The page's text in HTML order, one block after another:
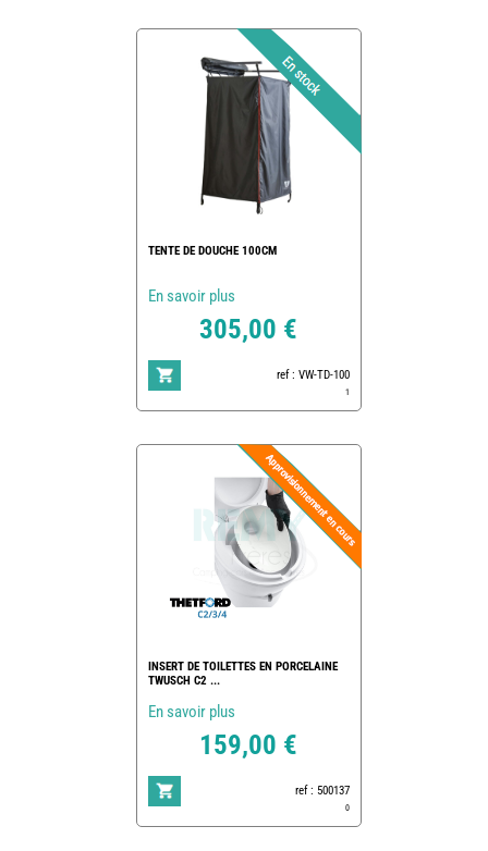
TENTE DE DOUCHE 100CM
En savoir plus
305,00 €
ref : VW-TD-100
1
INSERT DE TOILETTES EN PORCELAINE
TWUSCH C2 ...
En savoir plus
159,00 €
ref : 500137
0